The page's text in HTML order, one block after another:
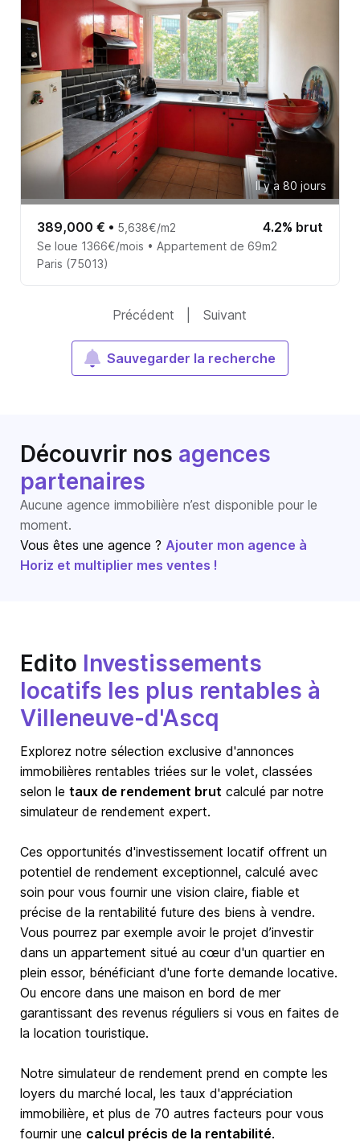
Il y a 80 jours
389,000 € • 5,638€/m2 4.2% brut
Se loue 1366€/mois • Appartement de 69m2
Paris (75013)
Précédent Suivant
Sauvegarder la recherche
Découvrir nos agences
partenaires
Aucune agence immobilière n’est disponible pour le
moment.
Vous êtes une agence ? Ajouter mon agence à
Horiz et multiplier mes ventes !
Edito Investissements
locatifs les plus rentables à
Villeneuve-d'Ascq
Explorez notre sélection exclusive d'annonces
immobilières rentables triées sur le volet, classées
selon le taux de rendement brut calculé par notre
simulateur de rendement expert.
Ces opportunités d'investissement locatif offrent un
potentiel de rendement exceptionnel, calculé avec
soin pour vous fournir une vision claire, fiable et
précise de la rentabilité future des biens à vendre.
Vous pourrez par exemple avoir le projet d’investir
dans un appartement situé au cœur d'un quartier en
plein essor, bénéficiant d'une forte demande locative.
Ou encore dans une maison en bord de mer
garantissant des revenus réguliers si vous en faites de
la location touristique.
Notre simulateur de rendement prend en compte les
loyers du marché local, les taux d'appréciation
immobilière, et plus de 70 autres facteurs pour vous
fournir une calcul précis de la rentabilité.